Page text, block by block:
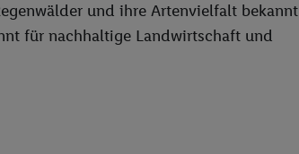
und ihre Artenvielfalt bekannt
für nachhaltige Landwirtschaft und